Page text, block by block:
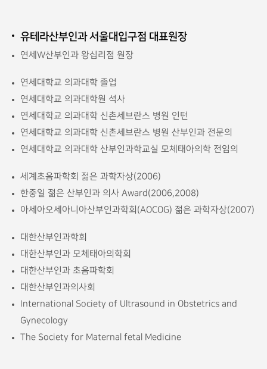
유테라산부인과 서울대입구점 대표원장
연세W산부인과 왕십리점 원장
연세대학교 의과대학 졸업
연세대학교 의과대학원 석사
연세대학교 의과대학 신촌세브란스 병원 인턴
연세대학교 의과대학 신촌세브란스 병원 산부인과 전문의
연세대학교 의과대학 산부인과학교실 모체태아의학 전임의
세계초음파학회 젊은 과학자상(2006)
한중일 젊은 산부인과 의사 Award(2006,2008)
아세아오세아니아산부인과학회(AOCOG) 젊은 과학자상(2007)
대한산부인과학회
대한산부인과 모체태아의학회
대한산부인과 초음파학회
대한산부인과의사회
International Society of Ultrasound in Obstetrics and
Gynecology
The Society for Maternal fetal Medicine